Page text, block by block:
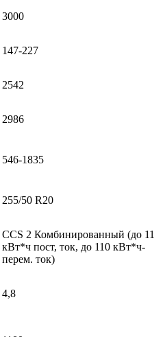
3000
147-227
2542
2986
546-1835
255/50 R20
CCS 2 Комбинированный (до 11
кВт*ч пост, ток, до 110 кВт*ч-
перем. ток)
4,8